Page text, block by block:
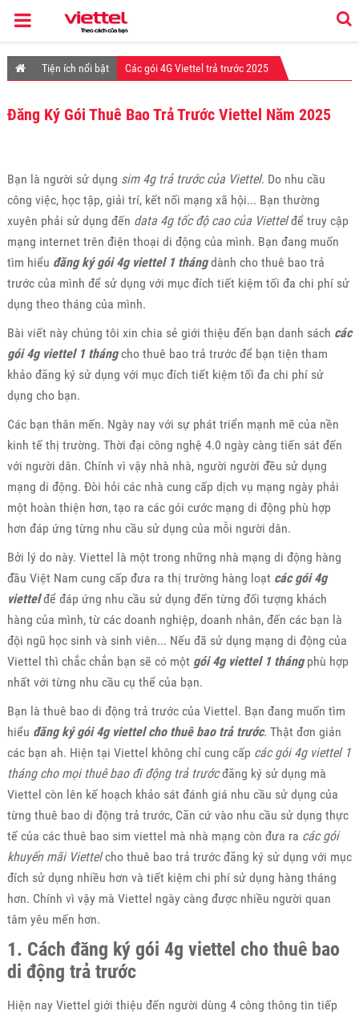
Tiện ích nổi bật Các gói 4G Viettel trả trước 2025
Đăng Ký Gói Thuê Bao Trả Trước Viettel Năm 2025
Bạn là người sử dụng sim 4g trả trước của Viettel. Do nhu cầu
công việc, học tập, giải trí, kết nối mạng xã hội... Bạn thường
xuyên phải sử dụng đến data 4g tốc độ cao của Viettelđể truy cập
mạng internet trên điện thoại di động của mình. Bạn đang muốn
tìm hiểu đăng ký gói 4g viettel 1 thángdành cho thuê bao trả
trước của mình để sử dụng với mục đích tiết kiệm tối đa chi phí sử
dụng theo tháng của mình.
Bài viết này chúng tôi xin chia sẻ giới thiệu đến bạn danh sách các
gói 4g viettel 1 thángcho thuê bao trả trước để bạn tiện tham
khảo đăng ký sử dụng với mục đích tiết kiệm tối đa chi phí sử
dụng cho bạn.
Các bạn thân mến. Ngày nay với sự phát triển mạnh mẽ của nền
kinh tế thị trường. Thời đại công nghệ 4.0 ngày càng tiến sát đến
với người dân. Chính vì vậy nhà nhà, người người đều sử dụng
mạng di động. Đòi hỏi các nhà cung cấp dịch vụ mạng ngày phải
một hoàn thiện hơn, tạo ra các gói cước mạng di động phù hợp
hơn đáp ứng từng nhu cầu sử dụng của mỗi người dân.
Bởi lý do này. Viettel là một trong những nhà mạng di động hàng
đầu Việt Nam cung cấp đưa ra thị trường hàng loạt các gói 4g
viettelđể đáp ứng nhu cầu sử dụng đến từng đối tượng khách
hàng của mình, từ các doanh nghiệp, doanh nhân, đến các bạn là
đội ngũ học sinh và sinh viên... Nếu đã sử dụng mạng di động của
Viettel thì chắc chắn bạn sẽ có một gói 4g viettel 1 thángphù hợp
nhất với từng nhu cầu cụ thể của bạn.
Bạn là thuê bao di động trả trước của Viettel. Bạn đang muốn tìm
hiểu đăng ký gói 4g viettel cho thuê bao trả trước. Thật đơn giản
các bạn ah. Hiện tại Viettel không chỉ cung cấp các gói 4g viettel 1
tháng cho mọi thuê bao đi động trả trướcđăng ký sử dụng mà
Viettel còn lên kế hoạch khảo sát đánh giá nhu cầu sử dụng của
từng thuê bao di động trả trước, Căn cứ vào nhu cầu sử dụng thực
tế của các thuê bao sim viettel mà nhà mạng còn đưa ra các gói
khuyến mãi Viettelcho thuê bao trả trước đăng ký sử dụng với mục
đích sử dụng nhiều hơn và tiết kiệm chi phí sử dụng hàng tháng
hơn. Chính vì vậy mà Viettel ngày càng được nhiều người quan
tâm yêu mến hơn.
1. Cách đăng ký gói 4g viettel cho thuê bao
di động trả trước
Hiện nay Viettel giới thiệu đến người dùng 4 công thông tin tiếp